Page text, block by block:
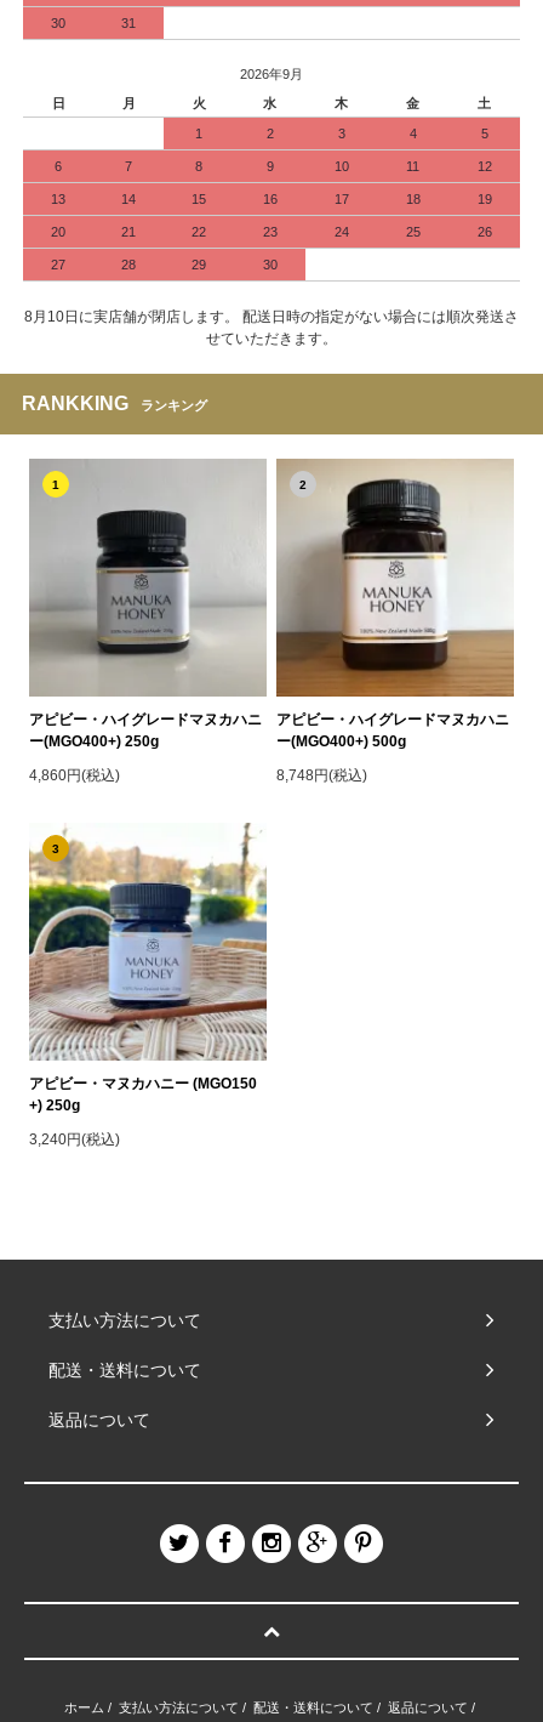
30 31
2026年9月
日
月 火 水 木 金 土
1 2 3 4 5
6 7 8 9 10 11 12
13 14 15 16 17 18 19
20 21 22 23 24 25 26
27 28 29 30
8月10日に実店舗が閉店します。 配送日時の指定がない場合には順次発送さ
せていただきます。
RANKKING ランキング
1
アピビー・ハイグレードマヌカハニ
ー(MGO400+) 250g
4,860円(税込)
2
アピビー・ハイグレードマヌカハニ
ー(MGO400+) 500g
8,748円(税込)
3
アピビー・マヌカハニー (MGO150
+) 250g
3,240円(税込)
支払い方法について
配送・送料について
返品について
ホーム / 支払い方法について / 配送・送料について / 返品について /